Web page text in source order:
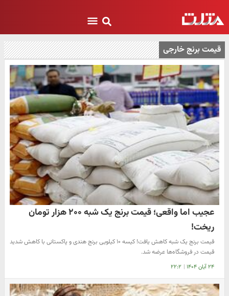
قیمت برنج خارجی
عجیب اما واقعی؛ قیمت برنج یک شبه ۲۰۰ هزار تومان
ریخت!
قیمت برنج یک شبه کاهش یافت! کیسه ۱۰ کیلویی برنج هندی و پاکستانی با کاهش شدید
قیمت در فروشگاه‌ها عرضه شد.
۲۴ آبان ۱۴۰۴ | ۲۲:۲